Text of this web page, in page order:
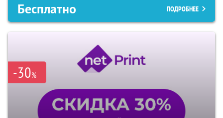
Бесплатно ПОДРОБНЕЕ
-30%